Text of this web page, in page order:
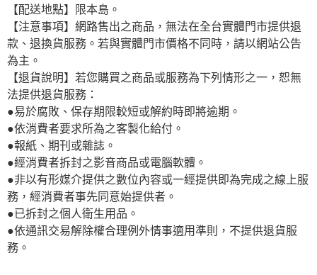
【配送地點】限本島。
【注意事項】網路售出之商品，無法在全台實體門市提供退
款、退換貨服務。若與實體門市價格不同時，請以網站公告
為主。
【退貨說明】若您購買之商品或服務為下列情形之一，恕無
法提供退貨服務：
●易於腐敗、保存期限較短或解約時即將逾期。
●依消費者要求所為之客製化給付。
●報紙、期刊或雜誌。
●經消費者拆封之影音商品或電腦軟體。
●非以有形媒介提供之數位內容或一經提供即為完成之線上服
務，經消費者事先同意始提供者。
●已拆封之個人衛生用品。
●依通訊交易解除權合理例外情事適用準則，不提供退貨服
務。